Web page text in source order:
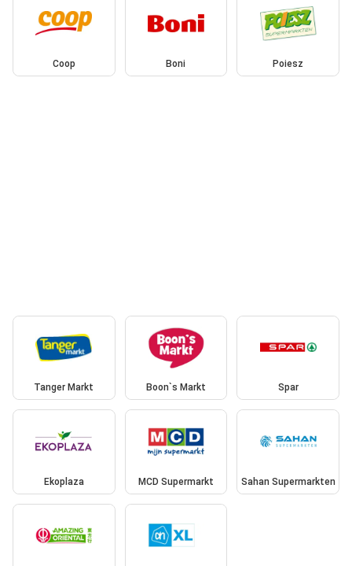
Coop Boni Poiesz
Tanger Markt Boon`s Markt Spar
Ekoplaza MCD Supermarkt Sahan Supermarkten